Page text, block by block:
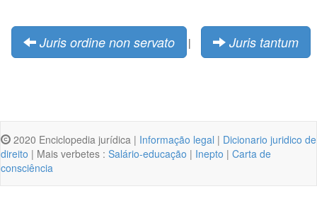
Juris ordine non servato | Juris tantum
2020 Enciclopedia jurídica | Informação legal | Dicionario juridico de
direito | Mais verbetes : Salário-educação | Inepto | Carta de
consciência